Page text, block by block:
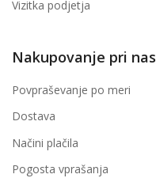
Vizitka podjetja
Nakupovanje pri nas
Povpraševanje po meri
Dostava
Načini plačila
Pogosta vprašanja